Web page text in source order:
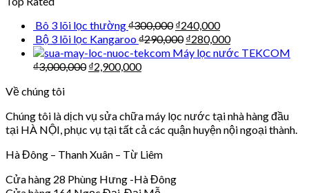
Bô 3 lõi lọc thường₫300,000 ₫240,000
Bộ 3 lõi lọc Kangaroo₫290,000 ₫280,000
Máy lọc nước TEKCOM
₫3,000,000 ₫2,900,000
Về chúng tôi
Chúng tôi là dịch vụ sửa chữa máy lọc nước tại nhà hàng đầu
tại HÀ NỘI, phục vụ tại tất cả các quận huyện nội ngoại thành.
Hà Đông – Thanh Xuân – Từ Liêm
Cửa hàng 28 Phùng Hưng -Hà Đông